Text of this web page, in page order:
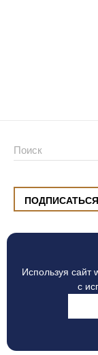
Используя сайт
с
ул. Малышева, 8,
Процесс оплаты